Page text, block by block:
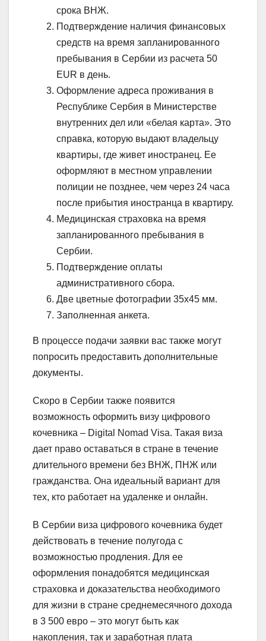
срока ВНЖ.
Подтверждение наличия финансовых
средств на время запланированного
пребывания в Сербии из расчета 50
EUR в день.
Оформление адреса проживания в
Республике Сербия в Министерстве
внутренних дел или «белая карта». Это
справка, которую выдают владельцу
квартиры, где живет иностранец. Ее
оформляют в местном управлении
полиции не позднее, чем через 24 часа
после прибытия иностранца в квартиру.
Медицинская страховка на время
запланированного пребывания в
Сербии.
Подтверждение оплаты
административного сбора.
Две цветные фотографии 35х45 мм.
Заполненная анкета.
В процессе подачи заявки вас также могут
попросить предоставить дополнительные
документы.
Скоро в Сербии также появится
возможность оформить визу цифрового
кочевника – Digital Nomad Visa. Такая виза
дает право оставаться в стране в течение
длительного времени без ВНЖ, ПНЖ или
гражданства. Она идеальный вариант для
тех, кто работает на удаленке и онлайн.
В Сербии виза цифрового кочевника будет
действовать в течение полугода с
возможностью продления. Для ее
оформления понадобятся медицинская
страховка и доказательства необходимого
для жизни в стране среднемесячного дохода
в 3 500 евро – это могут быть как
накопления, так и заработная плата